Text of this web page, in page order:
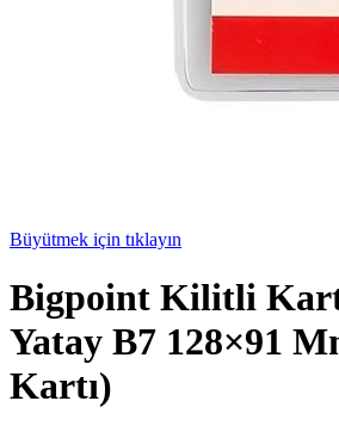
Büyütmek için tıklayın
Bigpoint Kilitli
Yatay B7 128×91
Kartı)